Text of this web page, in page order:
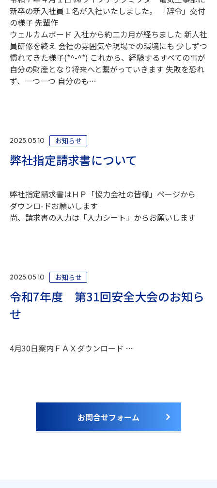
新卒の新入社員１名が入社いたしました。 「辞令」交付
の様子 先輩作
ウェルカムボード 入社から約二カ月が経ちました 新人社
員研修を終え 会社の雰囲気や現場での環境にも 少しずつ
慣れてきた様子(*^-^*) これから、経験するすべての事が
自分の財産となり将来へと繋がっていきます 失敗を恐れ
ず、一つ一つ 自分のも…
2025.05.10 お知らせ
弊社指定請求書について
弊社指定請求書はＨＰ「協力会社の皆様」ページから
ダウンロ-ドお願いします
尚、請求書の入力は「入力シート」からお願いします
2025.05.10 お知らせ
令和7年度 第31回安全大会のお知ら
せ
4月30日案内ＦＡＸダウンロード …
お問合せフォーム